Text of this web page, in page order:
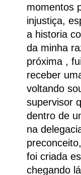
momentos
injustiça,
a historia
da minha
próxima ,
receber
voltando
supervisor
dentro de
na
foi criada
chegando